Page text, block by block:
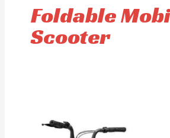
Foldable
Scooter